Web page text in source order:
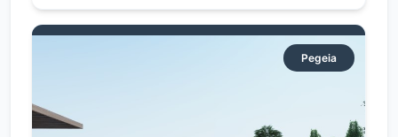
Pegeia